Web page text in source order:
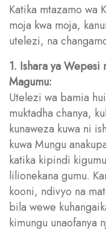
Katika mtazamo wa
moja kwa moja,
utelezi, na
1. Ishara ya
Magumu:
Utelezi wa bamia
muktadha chanya,
kunaweza kuwa ni
kuwa Mungu
katika kipindi
lilionekana gumu.
kooni, ndivyo na
bila wewe
kimungu unaofanya